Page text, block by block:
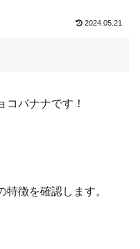
2024.05.21
コバナナです！
徴を確認します。